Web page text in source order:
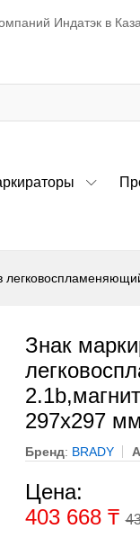
Индатэк в
Знак
297x297
Бренд: BRADY
Цена:
403 668₸